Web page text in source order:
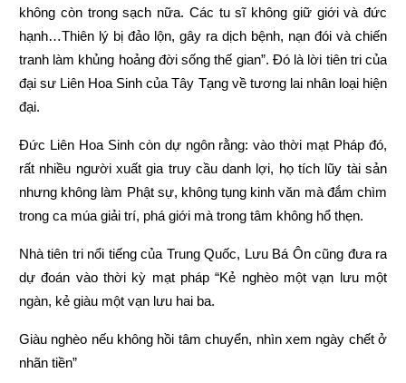
không còn trong sạch nữa. Các tu sĩ không giữ giới và đức
hạnh…Thiên lý bị đảo lộn, gây ra dịch bệnh, nạn đói và chiến
tranh làm khủng hoảng đời sống thế gian”. Đó là lời tiên tri của
đại sư Liên Hoa Sinh của Tây Tạng về tương lai nhân loại hiện
đại.
Đức Liên Hoa Sinh còn dự ngôn rằng: vào thời mạt Pháp đó,
rất nhiều người xuất gia truy cầu danh lợi, họ tích lũy tài sản
nhưng không làm Phật sự, không tụng kinh văn mà đắm chìm
trong ca múa giải trí, phá giới mà trong tâm không hổ thẹn.
Nhà tiên tri nổi tiếng của Trung Quốc, Lưu Bá Ôn cũng đưa ra
dự đoán vào thời kỳ mạt pháp “Kẻ nghèo một vạn lưu một
ngàn, kẻ giàu một vạn lưu hai ba.
Giàu nghèo nếu không hồi tâm chuyển, nhìn xem ngày chết ở
nhãn tiền”